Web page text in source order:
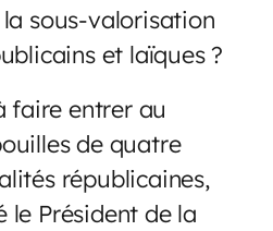
sous-valorisation
et laïques ?
faire entrer au
de quatre
républicaines,
le Président de la